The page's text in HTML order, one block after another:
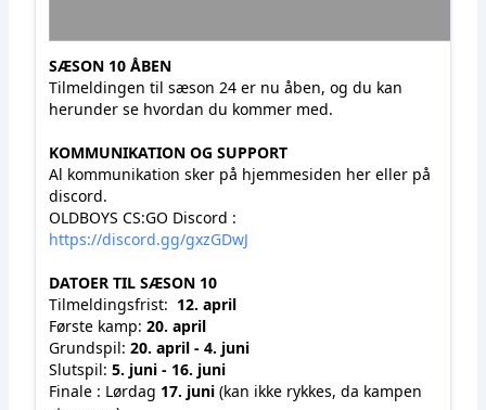
SÆSON 10 ÅBEN
Tilmeldingen til sæson 24 er nu åben, og du kan
herunder se hvordan du kommer med.
KOMMUNIKATION OG SUPPORT
Al kommunikation sker på hjemmesiden her eller på
discord.
OLDBOYS CS:GO Discord :
https://discord.gg/gxzGDwJ
DATOER TIL SÆSON 10
Tilmeldingsfrist: 12. april
Første kamp: 20. april
Grundspil: 20. april - 4. juni
Slutspil: 5. juni - 16. juni
Finale : Lørdag 17. juni (kan ikke rykkes, da kampen